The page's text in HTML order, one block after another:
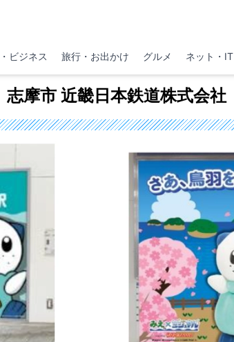
ビジネス 旅行・お出かけ グルメ ネット・IT
志摩市 近畿日本鉄道株式会社